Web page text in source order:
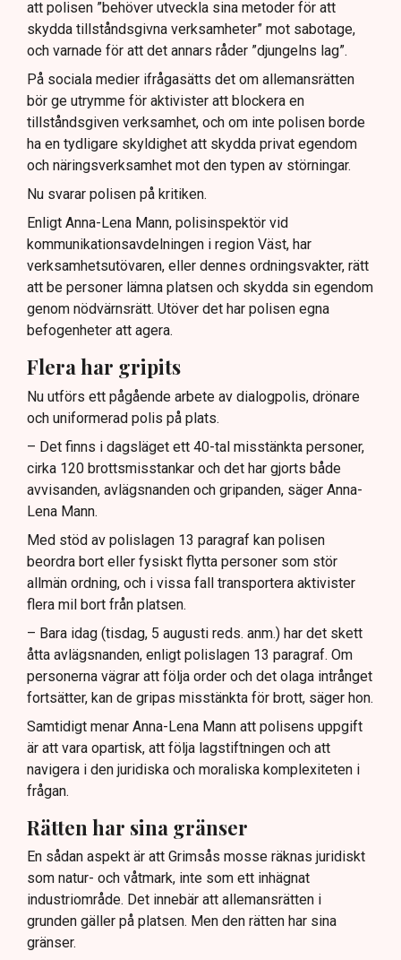
att polisen ”behöver utveckla sina metoder för att
skydda tillståndsgivna verksamheter” mot sabotage,
och varnade för att det annars råder ”djungelns lag”.
På sociala medier ifrågasätts det om allemansrätten
bör ge utrymme för aktivister att blockera en
tillståndsgiven verksamhet, och om inte polisen borde
ha en tydligare skyldighet att skydda privat egendom
och näringsverksamhet mot den typen av störningar.
Nu svarar polisen på kritiken.
Enligt Anna-Lena Mann, polisinspektör vid
kommunikationsavdelningen i region Väst, har
verksamhetsutövaren, eller dennes ordningsvakter, rätt
att be personer lämna platsen och skydda sin egendom
genom nödvärnsrätt. Utöver det har polisen egna
befogenheter att agera.
Flera har gripits
Nu utförs ett pågående arbete av dialogpolis, drönare
och uniformerad polis på plats.
– Det finns i dagsläget ett 40-tal misstänkta personer,
cirka 120 brottsmisstankar och det har gjorts både
avvisanden, avlägsnanden och gripanden, säger Anna-
Lena Mann.
Med stöd av polislagen 13 paragraf kan polisen
beordra bort eller fysiskt flytta personer som stör
allmän ordning, och i vissa fall transportera aktivister
flera mil bort från platsen.
– Bara idag (tisdag, 5 augusti reds. anm.) har det skett
åtta avlägsnanden, enligt polislagen 13 paragraf. Om
personerna vägrar att följa order och det olaga intrånget
fortsätter, kan de gripas misstänkta för brott, säger hon.
Samtidigt menar Anna-Lena Mann att polisens uppgift
är att vara opartisk, att följa lagstiftningen och att
navigera i den juridiska och moraliska komplexiteten i
frågan.
Rätten har sina gränser
En sådan aspekt är att Grimsås mosse räknas juridiskt
som natur- och våtmark, inte som ett inhägnat
industriområde. Det innebär att allemansrätten i
grunden gäller på platsen. Men den rätten har sina
gränser.